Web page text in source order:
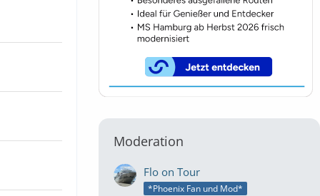
Moderation
Flo on Tour
*Phoenix Fan und Mod*